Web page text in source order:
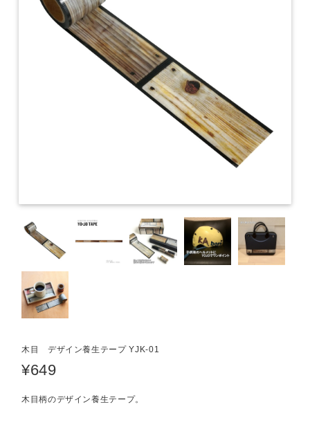
木目 デザイン養生テープ YJK-01
¥649
木目柄のデザイン養生テープ。